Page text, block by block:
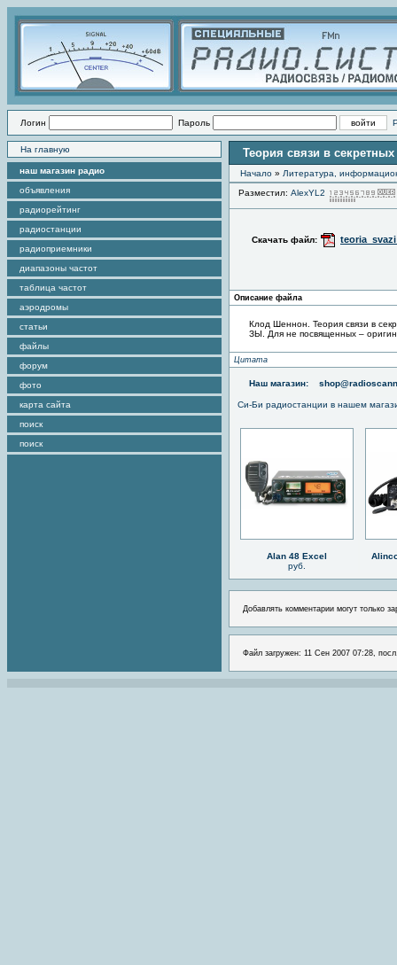
Логин Пароль
На главную
наш магазин радио
объявления
радиорейтинг
радиостанции
радиоприемники
диапазоны частот
таблица частот
аэродромы
статьи
файлы
форум
фото
карта сайта
поиск
поиск
Теория связи в
Начало » Литература,
Разместил: AlexYL2
Скачать файл:
Описание файла
Клод Шеннон. Теория связи в
ЗЫ. Для не посвященных –
Цитата
Наш магазин:
Си-Би радиостанции в нашем
Alan 48 Excel
руб.
Добавлять комментарии могут только
Файл загружен: 11 Сен 2007 07:28,